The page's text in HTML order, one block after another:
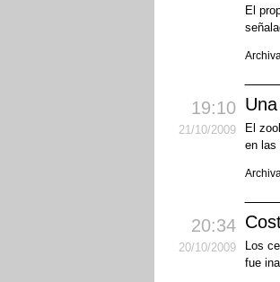
El
19:10
21/10/2009
El
en las
20:34
20/10/2009
Los
fue